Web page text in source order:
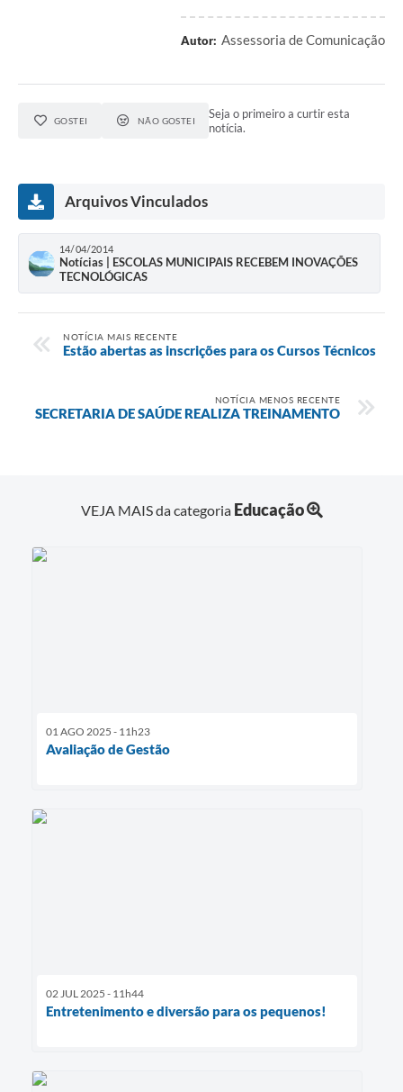
Autor: Assessoria de Comunicação
GOSTEI NÃO GOSTEI
Seja o primeiro a curtir esta
notícia.
Arquivos Vinculados
14/04/2014
Notícias | ESCOLAS MUNICIPAIS RECEBEM INOVAÇÕES
TECNOLÓGICAS
NOTÍCIA MAIS RECENTE
Estão abertas as inscrições para os Cursos Técnicos
NOTÍCIA MENOS RECENTE
SECRETARIA DE SAÚDE REALIZA TREINAMENTO
VEJA MAIS da categoria Educação
01 AGO 2025 - 11h23
Avaliação de Gestão
02 JUL 2025 - 11h44
Entretenimento e diversão para os pequenos!